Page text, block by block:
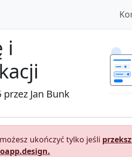
i
przez Jan Bunk
ukończyć tylko jeśli